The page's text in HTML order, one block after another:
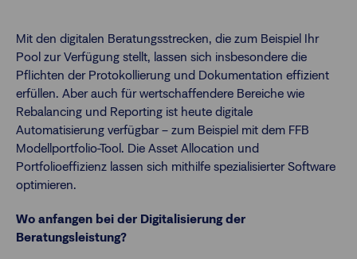
Mit den digitalen Beratungsstrecken, die zum Beispiel Ihr
Pool zur Verfügung stellt, lassen sich insbesondere die
Pflichten der Protokollierung und Dokumentation effizient
erfüllen. Aber auch für wertschaffendere Bereiche wie
Rebalancing und Reporting ist heute digitale
Automatisierung verfügbar – zum Beispiel mit dem FFB
Modellportfolio-Tool. Die Asset Allocation und
Portfolioeffizienz lassen sich mithilfe spezialisierter Software
optimieren.
Wo anfangen bei der Digitalisierung der
Beratungsleistung?